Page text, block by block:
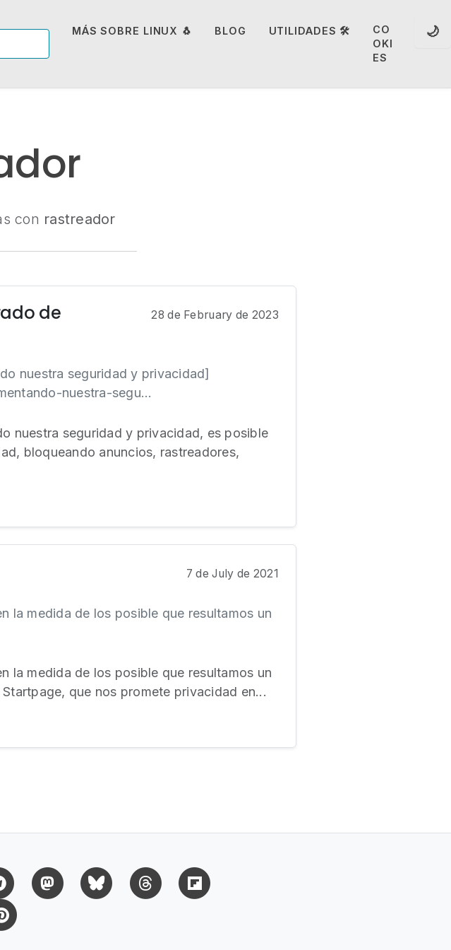
MÁS SOBRE LINUX 🐧 BLOG UTILIDADES 🛠️
CO
OKI
ES
🌙
con rastreador
de
28 de February de 2023
nuestra seguridad y privacidad]
nuestra-segu...
nuestra seguridad y privacidad, es posible
bloqueando anuncios, rastreadores,
7 de July de 2021
la medida de los posible que resultamos un
la medida de los posible que resultamos un
que nos promete privacidad en...
Telegram MastodonBluesky Threads